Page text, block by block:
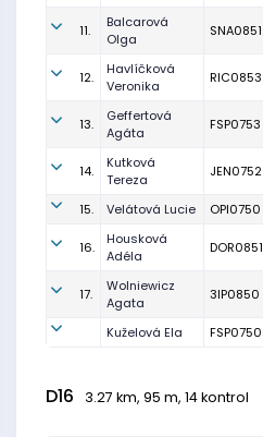
11.
Balcarová
Olga
SNA0851
12.
Havlíčková
Veronika
RIC0853
13.
Geffertová
Agáta
FSP0753
14.
Kutková
Tereza
JEN0752
15. Velátová Lucie OPI0750
16.
Housková
Adéla
DOR0851
17.
Wolniewicz
Agata
3IP0850
Kuželová Ela FSP0750
D16 3.27 km, 95 m, 14 kontrol